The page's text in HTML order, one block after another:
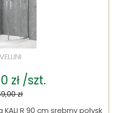
zł /szt.
zł
R 90 cm srebrny połysk